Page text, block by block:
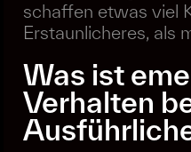
schaffen etwas viel
Erstaunlicheres, als
Was ist
Verhalten